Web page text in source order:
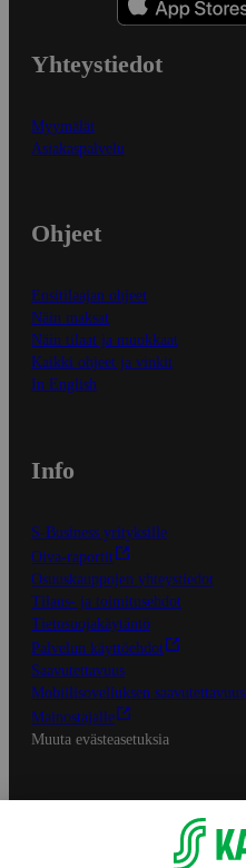
Yhteystiedot
Myymälät
Asiakaspalvelu
Ohjeet
Ensitilaajan ohjeet
Näin maksat
Näin tilaat ja muokkaat
Kaikki ohjeet ja vinkit
In English
Info
S-Business yrityksille
Oiva-raportit
Osuuskauppojen yhteystiedot
Tilaus- ja toimitusehdot
Tietosuojakäytäntö
Palvelun käyttöehdot
Saavutettavuus
Mobiilisovelluksen saavutettavuus
Mainostajalle
Muuta evästeasetuksia
S-ryhmän palvelut